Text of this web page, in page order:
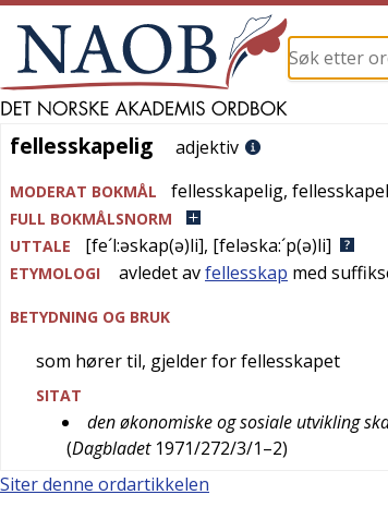
fellesskapelig
fellesskapelig adjektiv
MODERAT BOKMÅL fellesskapelig,
FULL BOKMÅLSNORM
UTTALE
[fe´l:əskap(ə)li], [feləska:´p(ə)li]
ETYMOLOGI avledet avfellesskap med
BETYDNING OG BRUK
som hører til, gjelder for fellesskapet
SITAT
den økonomiske og sosiale utvikling
(Dagbladet 1971/272/3/1–2)
Siter denne ordartikkelen